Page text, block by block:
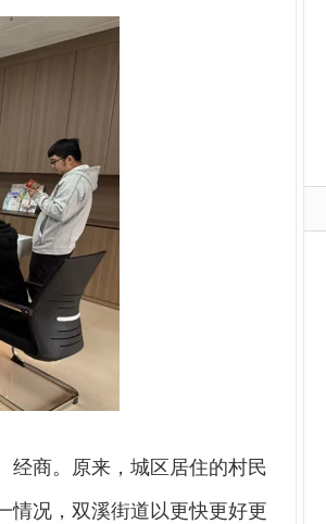
经商。原来，城区居住的村民
情况，双溪街道以更快更好更